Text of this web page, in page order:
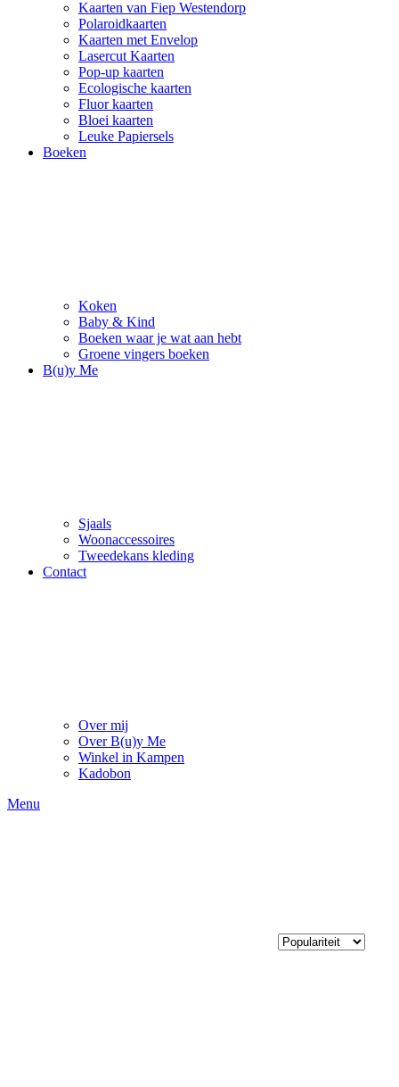
Kaarten van Fiep Westendorp
Polaroidkaarten
Kaarten met Envelop
Lasercut Kaarten
Pop-up kaarten
Ecologische kaarten
Fluor kaarten
Bloei kaarten
Leuke Papiersels
Boeken
Koken
Baby & Kind
Boeken waar je wat aan hebt
Groene vingers boeken
B(u)y Me
Sjaals
Woonaccessoires
Tweedekans kleding
Contact
Over mij
Over B(u)y Me
Winkel in Kampen
Kadobon
Menu